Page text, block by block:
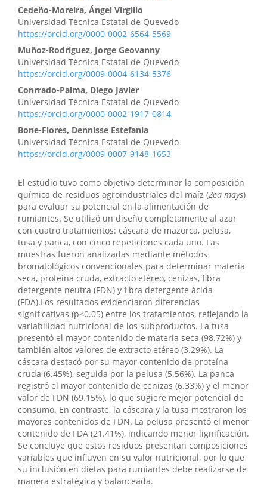
Cedeño-Moreira, Ángel Virgilio
Universidad Técnica Estatal de Quevedo
https://orcid.org/0000-0002-6564-5569
Muñoz-Rodríguez, Jorge Geovanny
Universidad Técnica Estatal de Quevedo
https://orcid.org/0009-0004-6134-5376
Conrrado-Palma, Diego Javier
Universidad Técnica Estatal de Quevedo
https://orcid.org/0000-0002-1917-0814
Bone-Flores, Dennisse Estefanía
Universidad Técnica Estatal de Quevedo
https://orcid.org/0009-0007-9148-1653
El estudio tuvo como objetivo determinar la composición
química de residuos agroindustriales del maíz (Zea mays)
para evaluar su potencial en la alimentación de
rumiantes. Se utilizó un diseño completamente al azar
con cuatro tratamientos: cáscara de mazorca, pelusa,
tusa y panca, con cinco repeticiones cada uno. Las
muestras fueron analizadas mediante métodos
bromatológicos convencionales para determinar materia
seca, proteína cruda, extracto etéreo, cenizas, fibra
detergente neutra (FDN) y fibra detergente ácida
(FDA).Los resultados evidenciaron diferencias
significativas (p<0.05) entre los tratamientos, reflejando la
variabilidad nutricional de los subproductos. La tusa
presentó el mayor contenido de materia seca (98.72%) y
también altos valores de extracto etéreo (3.29%). La
cáscara destacó por su mayor contenido de proteína
cruda (6.45%), seguida por la pelusa (5.56%). La panca
registró el mayor contenido de cenizas (6.33%) y el menor
valor de FDN (69.15%), lo que sugiere mejor potencial de
consumo. En contraste, la cáscara y la tusa mostraron los
mayores contenidos de FDN. La pelusa presentó el menor
contenido de FDA (21.41%), indicando menor lignificación.
Se concluye que estos residuos presentan composiciones
variables que influyen en su valor nutricional, por lo que
su inclusión en dietas para rumiantes debe realizarse de
manera estratégica y balanceada.